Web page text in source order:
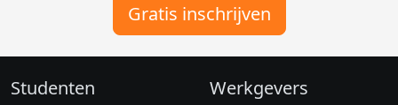
Gratis inschrijven
Studenten Werkgevers